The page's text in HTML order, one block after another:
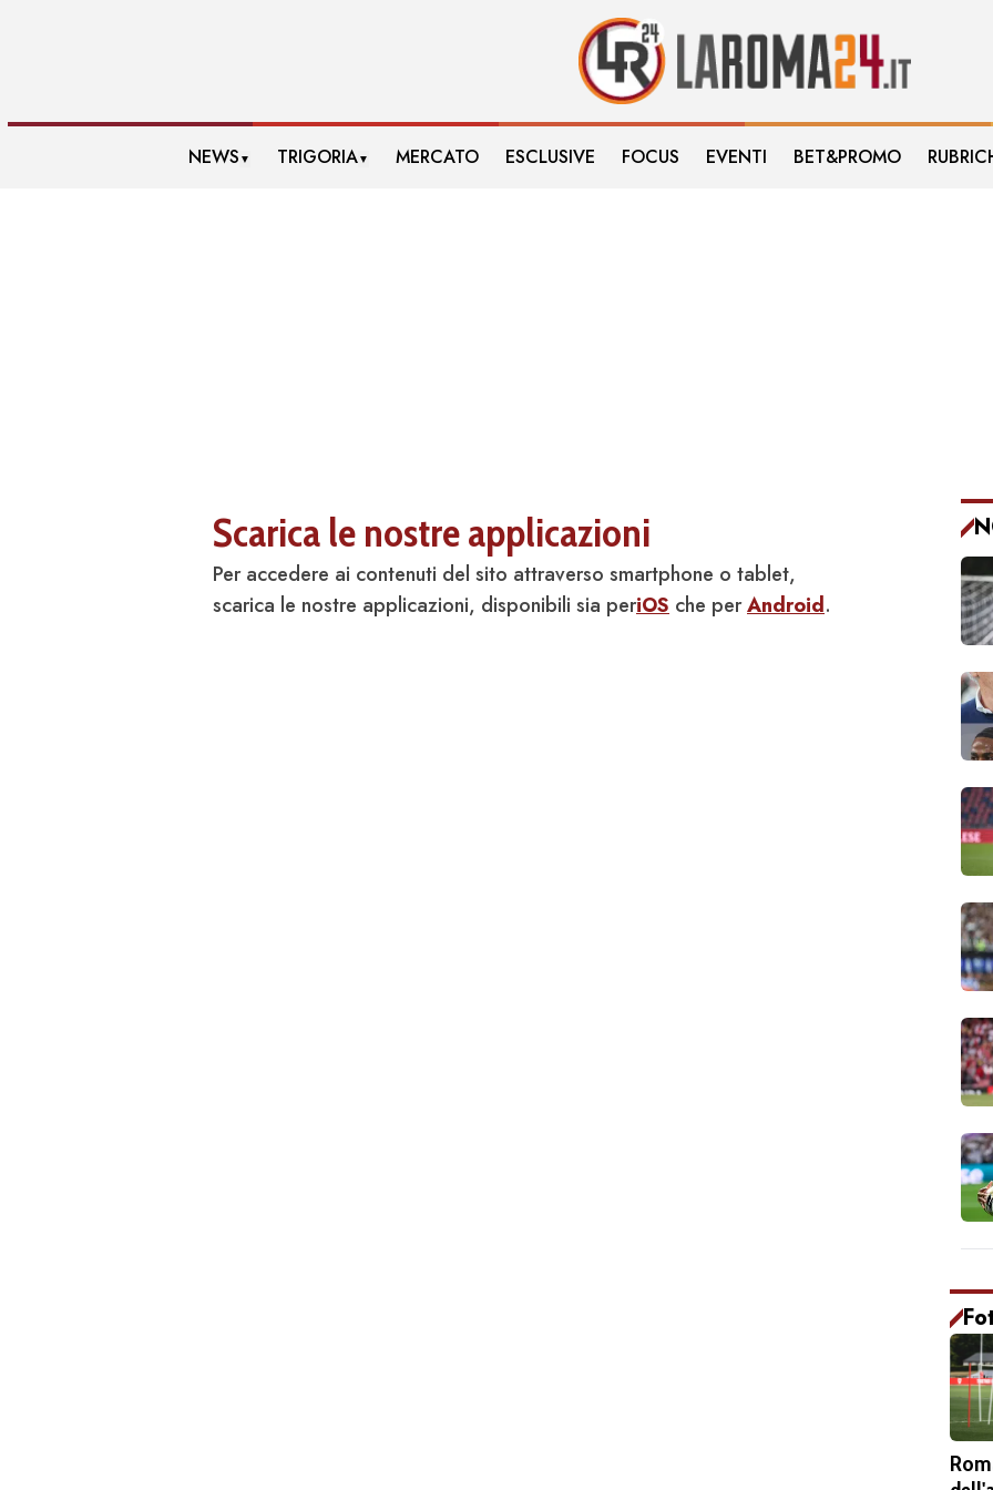
NEWS ▼ TRIGORIA▼ MERCATO ESCLUSIVE FOCUS EVENTI BET&PROMO
Scarica le nostre applicazioni
Per accedere ai contenuti del sito attraverso smartphone o tablet,
scarica le nostre applicazioni, disponibili sia periOS che perAndroid.